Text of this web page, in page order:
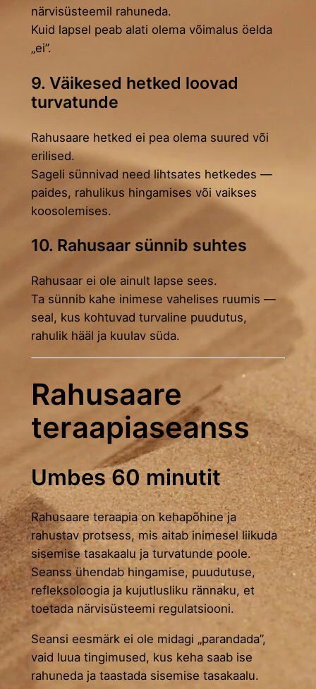
närvisüsteemil rahuneda.
Kuid lapsel peab alati olema võimalus öelda
„ei”.
9. Väikesed hetked loovad
turvatunde
Rahusaare hetked ei pea olema suured või
erilised.
Sageli sünnivad need lihtsates hetkedes —
paides, rahulikus hingamises või vaikses
koosolemises.
10. Rahusaar sünnib suhtes
Rahusaar ei ole ainult lapse sees.
Ta sünnib kahe inimese vahelises ruumis —
seal, kus kohtuvad turvaline puudutus,
rahulik hääl ja kuulav süda.
Rahusaare
teraapiaseanss
Umbes 60 minutit
Rahusaare teraapia on kehapõhine ja
rahustav protsess, mis aitab inimesel liikuda
sisemise tasakaalu ja turvatunde poole.
Seanss ühendab hingamise, puudutuse,
refleksoloogia ja kujutlusliku rännaku, et
toetada närvisüsteemi regulatsiooni.
Seansi eesmärk ei ole midagi „parandada”,
vaid luua tingimused, kus keha saab ise
rahuneda ja taastada sisemise tasakaalu.